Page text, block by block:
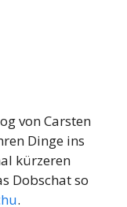
von Carsten
Dinge ins
kürzeren
Dobschat so
.